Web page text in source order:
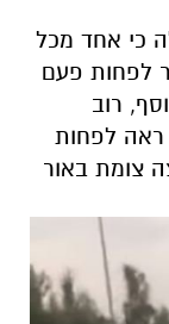
כי אחד מכל
הוא עבר לפחות פעם
רוב
דיווח כי ראה לפחות
צומת באור